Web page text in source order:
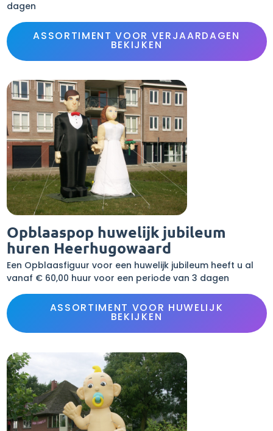
dagen
ASSORTIMENT VOOR VERJAARDAGEN
BEKIJKEN
Opblaaspop huwelijk jubileum
huren Heerhugowaard
Een Opblaasfiguur voor een huwelijk jubileum heeft u al
vanaf € 60,00 huur voor een periode van 3 dagen
ASSORTIMENT VOOR HUWELIJK
BEKIJKEN